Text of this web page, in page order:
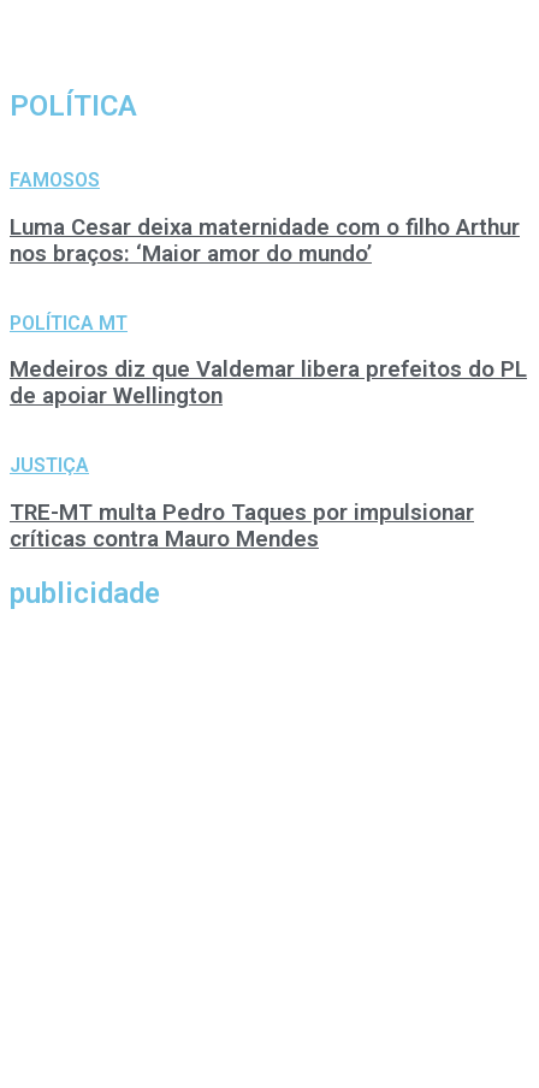
POLÍTICA
FAMOSOS
Luma Cesar deixa maternidade com o filho Arthur
nos braços: ‘Maior amor do mundo’
POLÍTICA MT
Medeiros diz que Valdemar libera prefeitos do PL
de apoiar Wellington
JUSTIÇA
TRE-MT multa Pedro Taques por impulsionar
críticas contra Mauro Mendes
publicidade